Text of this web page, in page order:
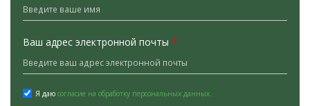
Ваш адрес электронной почты *
Я даю согласие на обработку персональных данных.